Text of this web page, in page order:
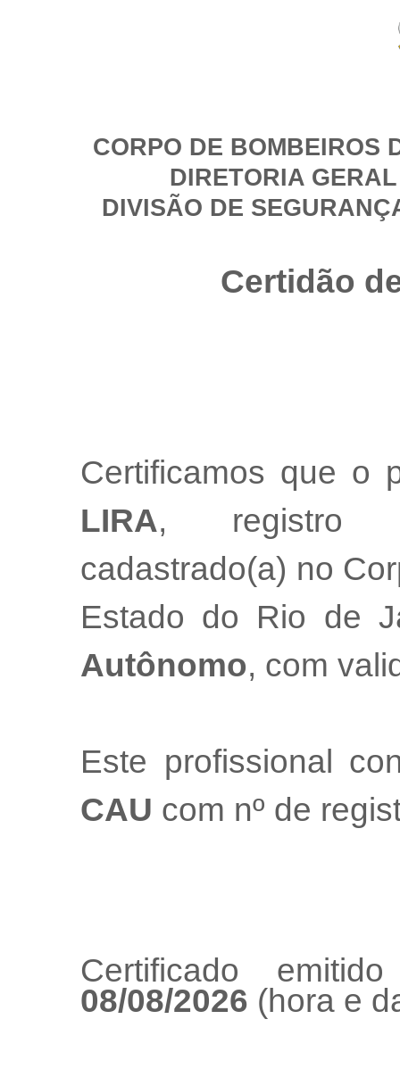
CORPO DE BOMBEIROS
DIRETORIA
DIVISÃO DE
Certidão
Certificamos que o
LIRA,
cadastrado(a) no
Estado do Rio de
Autônomo, com
Este profissional
CAU com nº de
Certificado
08/08/2026 (hora e